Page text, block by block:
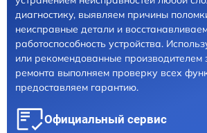
диагностику, выявляем причины
неисправные детали и
работоспособность устройства.
или рекомендованные производителем
ремонта выполняем проверку всех
предоставляем гарантию.
Официальный сервис